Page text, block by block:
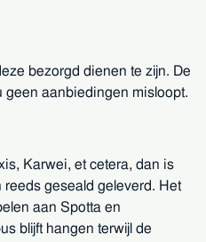
bezorgd dienen te zijn. De
geen aanbiedingen misloopt.
Karwei, et cetera, dan is
geseald geleverd. Het
aan Spotta en
blijft hangen terwijl de